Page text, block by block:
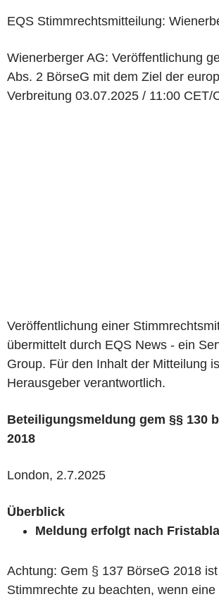
EQS Stimmrechtsmitteilung:
Wienerberger AG: Veröffentlichung
Abs. 2 BörseG mit dem Ziel der
Verbreitung 03.07.2025 / 11:00 CET/
Veröffentlichung einer
übermittelt durch EQS News - ein
Group. Für den Inhalt der Mitteilung
Herausgeber verantwortlich.
Beteiligungsmeldung gem §§ 130
2018
London, 2.7.2025
Überblick
Meldung erfolgt nach
Achtung: Gem § 137 BörseG 2018
Stimmrechte zu beachten, wenn